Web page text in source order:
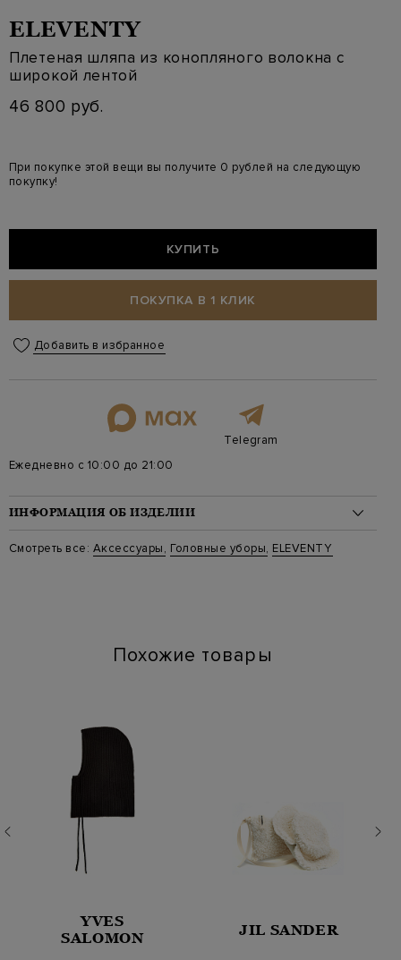
ELEVENTY
Плетеная шляпа из конопляного волокна с
широкой лентой
46 800 руб.
При покупке этой вещи вы получите 0 рублей на следующую
покупку!
КУПИТЬ
ПОКУПКА В 1 КЛИК
Добавить в избранное
Telegram
Ежедневно с 10:00 до 21:00
ИНФОРМАЦИЯ ОБ ИЗДЕЛИИ
Материал: конопля 100%
Смотреть все: Аксессуары, Головные уборы, ELEVENTY
Похожие товары
YVES
SALOMON
JIL SANDER